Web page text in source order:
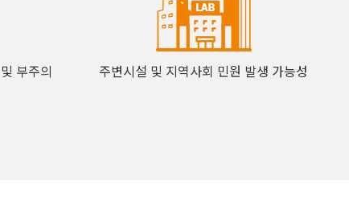
부주의 주변시설 및 지역사회 민원 발생 가능성